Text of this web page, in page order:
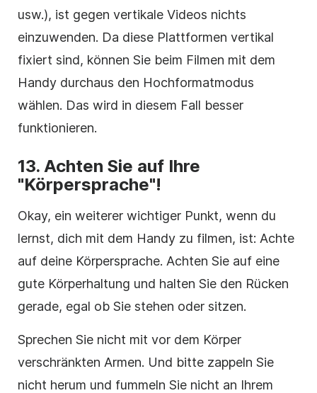
usw.), ist gegen vertikale Videos nichts
einzuwenden. Da diese Plattformen vertikal
fixiert sind, können Sie beim Filmen mit dem
Handy durchaus den Hochformatmodus
wählen. Das wird in diesem Fall besser
funktionieren.
13. Achten Sie auf Ihre
"Körpersprache"!
Okay, ein weiterer wichtiger Punkt, wenn du
lernst, dich mit dem Handy zu filmen, ist: Achte
auf deine Körpersprache. Achten Sie auf eine
gute Körperhaltung und halten Sie den Rücken
gerade, egal ob Sie stehen oder sitzen.
Sprechen Sie nicht mit vor dem Körper
verschränkten Armen. Und bitte zappeln Sie
nicht herum und fummeln Sie nicht an Ihrem